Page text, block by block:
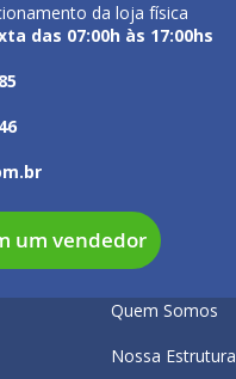
da loja física
das 07:00h às 17:00hs
um vendedor
Quem Somos
Nossa Estrutura